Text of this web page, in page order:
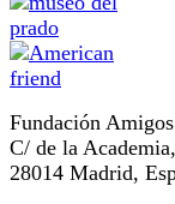
Fundación
C/ de la
28014 Madrid,